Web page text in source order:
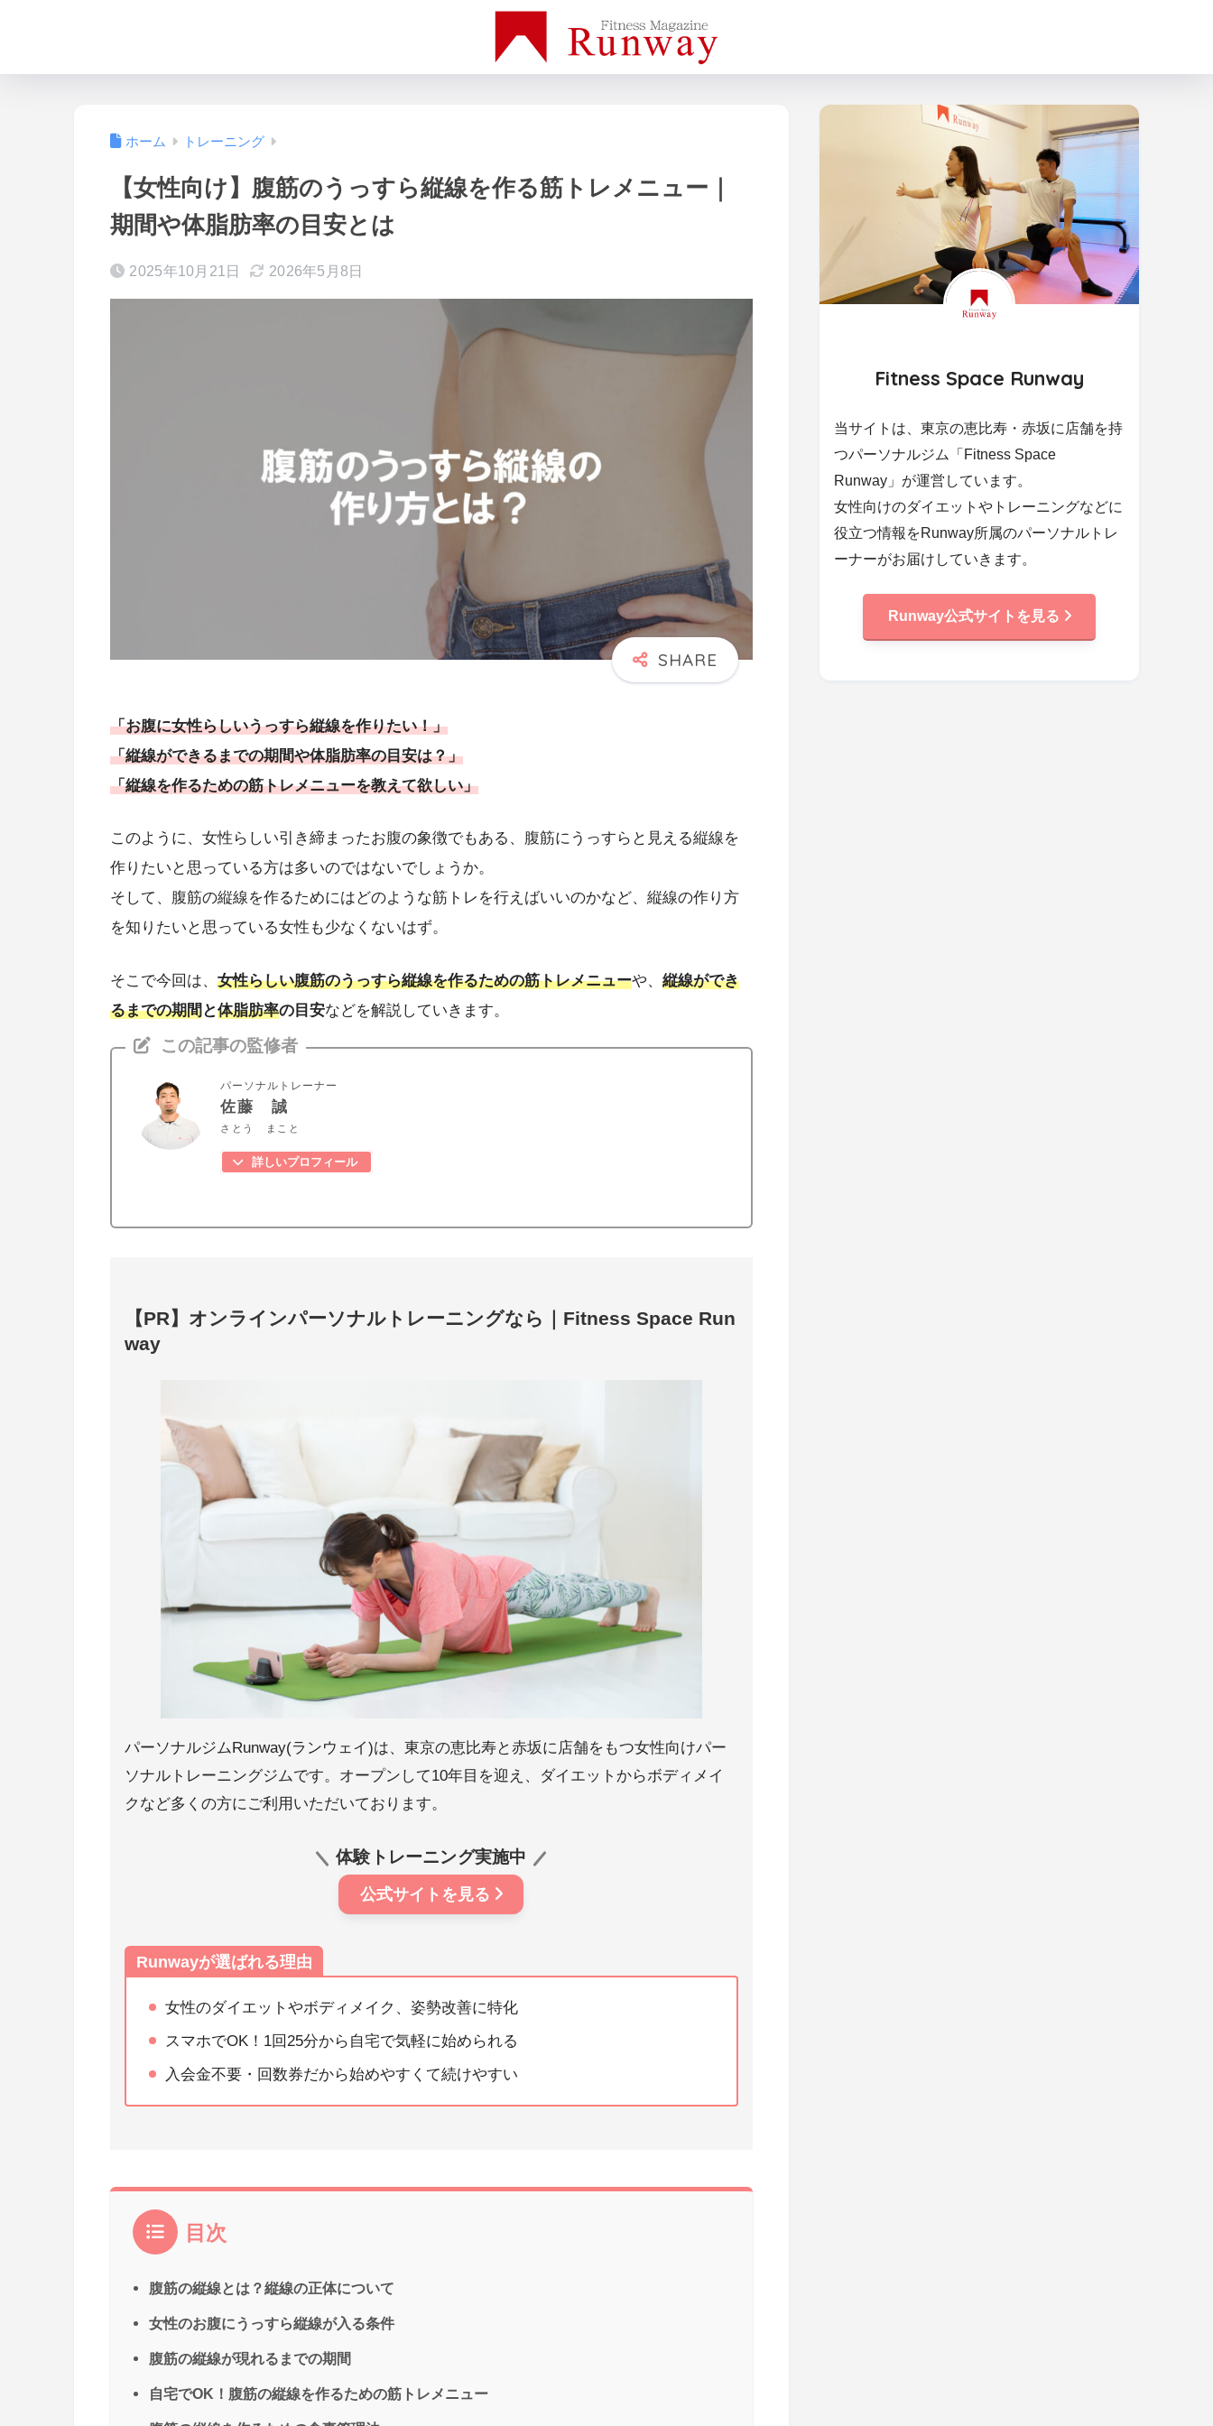
ホーム トレーニング
【女性向け】腹筋のうっすら縦線を作る筋トレメニュー｜
期間や体脂肪率の目安とは
2025年10月21日 2026年5月8日
「お腹に女性らしいうっすら縦線を作りたい！」
「縦線ができるまでの期間や体脂肪率の目安は？」
「縦線を作るための筋トレメニューを教えて欲しい」
このように、女性らしい引き締まったお腹の象徴でもある、腹筋にうっすらと見える縦線を
作りたいと思っている方は多いのではないでしょうか。
そして、腹筋の縦線を作るためにはどのような筋トレを行えばいいのかなど、縦線の作り方
を知りたいと思っている女性も少なくないはず。
そこで今回は、 女性らしい腹筋のうっすら縦線を作るための筋トレメニューや、 縦線ができ
るまでの期間と体脂肪率の目安などを解説していきます。
この記事の監修者
パーソナルトレーナー
佐藤 誠
さとう まこと
詳しいプロフィール
【PR】オンラインパーソナルトレーニングなら｜Fitness Space Run
way
パーソナルジムRunway(ランウェイ)は、東京の恵比寿と赤坂に店舗をもつ女性向けパー
ソナルトレーニングジムです。オープンして10年目を迎え、ダイエットからボディメイ
クなど多くの方にご利用いただいております。
体験トレーニング実施中
公式サイトを見る
Runwayが選ばれる理由
女性のダイエットやボディメイク、姿勢改善に特化
スマホでOK！1回25分から自宅で気軽に始められる
入会金不要・回数券だから始めやすくて続けやすい
目次
腹筋の縦線とは？縦線の正体について
女性のお腹にうっすら縦線が入る条件
腹筋の縦線が現れるまでの期間
自宅でOK！腹筋の縦線を作るための筋トレメニュー
Fitness Space Runway
当サイトは、東京の恵比寿・赤坂に店舗を持
つパーソナルジム「Fitness Space
Runway」が運営しています。
女性向けのダイエットやトレーニングなどに
役立つ情報をRunway所属のパーソナルトレ
ーナーがお届けしていきます。
Runway公式サイトを見る